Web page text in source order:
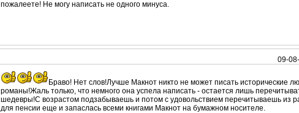
пожалеете! Не могу написать не одного минуса.
09-
Браво! Нет слов!Лучше Макнот никто не может писать исторические
романы!Жаль только, что немного она успела написать - остается лишь
шедевры!С возрастом подзабываешь и потом с удовольствием перечитываешь из
для пенсии еще и запаслась всеми книгами Макнот на бумажном носителе.